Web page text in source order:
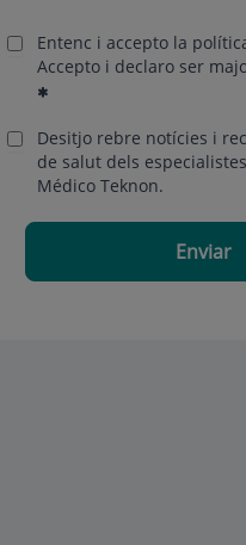
Entenc i accepto la
Accepto i declaro ser
Desitjo rebre notícies i
de salut dels
Médico Teknon.
Enviar